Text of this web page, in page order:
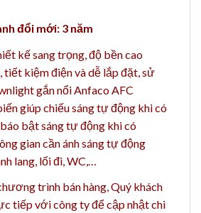
đổi mới: 3 năm
kế sang trọng, độ bền cao
tiết kiệm điện và dễ lắp đặt, sử
gắn nổi Anfaco AFC
giúp chiếu sáng tự động khi có
bật sáng tự động khi có
gian cần ánh sáng tự động
lang, lối đi, WC,…
trình bán hàng, Quý khách
tiếp với công ty để cập nhật chi